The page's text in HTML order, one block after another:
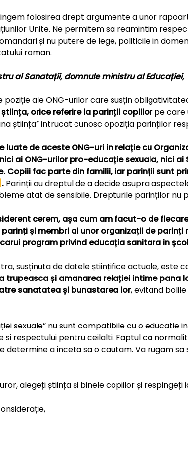
folosirea drept argumente a unor
Unite. Ne permitem sa reamintim
și nu putere de lege, politicile in
roman.
al Sanatații, domnule ministru al Educației,
poziție ale ONG-urilor care susțin
orice referire la parinții copiilorpe care
știința” intrucat cunosc opoziția parinților
luate de aceste ONG-uri in relație cu
ai ONG-urilor pro-educație sexuala, nici ai
Copiii fac parte din familii, iar parinții sunt
. Parinții au dreptul de a decide asupra
atat de sensibile. Drepturile parinților nu
cerem, așa cum am facut-o de
și membri ai unor organizații de parinți
program privind educația sanitara in
susținuta de datele științifice actuale, este
trupeasca și amanarea relației intime pana
sanatatea și bunastarea lor, evitand
sexuale” nu sunt compatibile cu o educatie
si respectului pentru ceilalti. Faptul ca
determine a inceta sa o cautam. Va rugam
alegeți știința și binele copiilor și respingeți